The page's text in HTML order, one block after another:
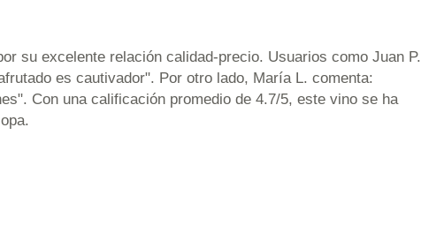
su excelente relación calidad-precio. Usuarios como Juan P.
es cautivador". Por otro lado, María L. comenta:
Con una calificación promedio de 4.7/5, este vino se ha